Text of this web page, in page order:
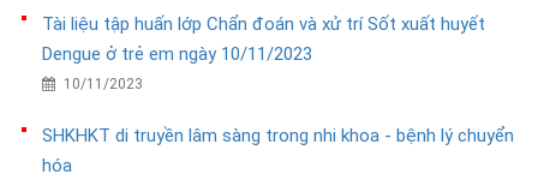
Tài liệu tập huấn lớp Chẩn đoán và xử trí Sốt xuất huyết
Dengue ở trẻ em ngày 10/11/2023
10/11/2023
SHKHKT di truyền lâm sàng trong nhi khoa - bệnh lý chuyển
hóa